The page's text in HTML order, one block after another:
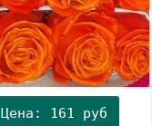
Цена: 161 руб